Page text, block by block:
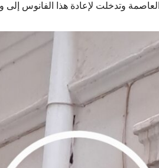
العاصمة وتدخلت لإعادة هذا الفانوس